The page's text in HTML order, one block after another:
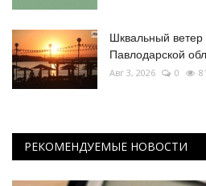
Шквальный
Павлодарской
Авг 3, 2026 0
РЕКОМЕНДУЕМЫЕ НОВОСТИ